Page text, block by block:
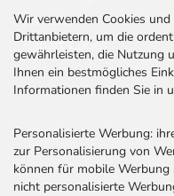
Wir verwenden Cookies und
Drittanbietern, um die
gewährleisten, die Nutzung
Ihnen ein bestmögliches
Informationen finden Sie in
Personalisierte Werbung:
zur Personalisierung von
können für mobile
nicht personalisierte
Kontakt
Rabatt Codes